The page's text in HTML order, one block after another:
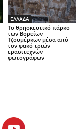
ΕΛΛΑΔΑ
Το θρησκευτικό πάρκο
των Βορείων
Τζουμέρκων μέσα από
τον φακό τριών
ερασιτεχνών
φωτογράφων